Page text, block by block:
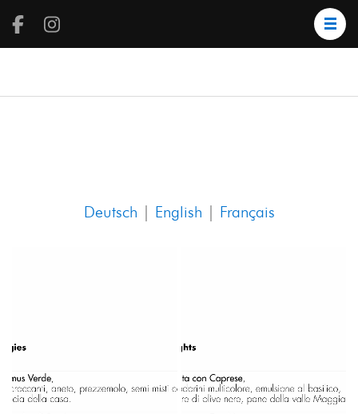
Deutsch | English | Français